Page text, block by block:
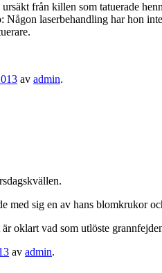
från killen som tatuerade
laserbehandling har hon
av admin.
sig en av hans blomkrukor
oklart vad som utlöste
av admin.